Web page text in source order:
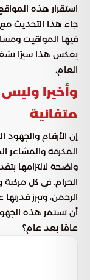
استقرار هذه
جاء هذا التحديث
فيها المواقيت
يعكس هذا سيرًا
العام.
وأخيرا
متفانية
إن الأرقام والجهود
المكرمة
واضحة لالتزامها
الحرام. في كل
الرحمن، وتبرز
أن تستمر هذه
عامًا بعد عام؟